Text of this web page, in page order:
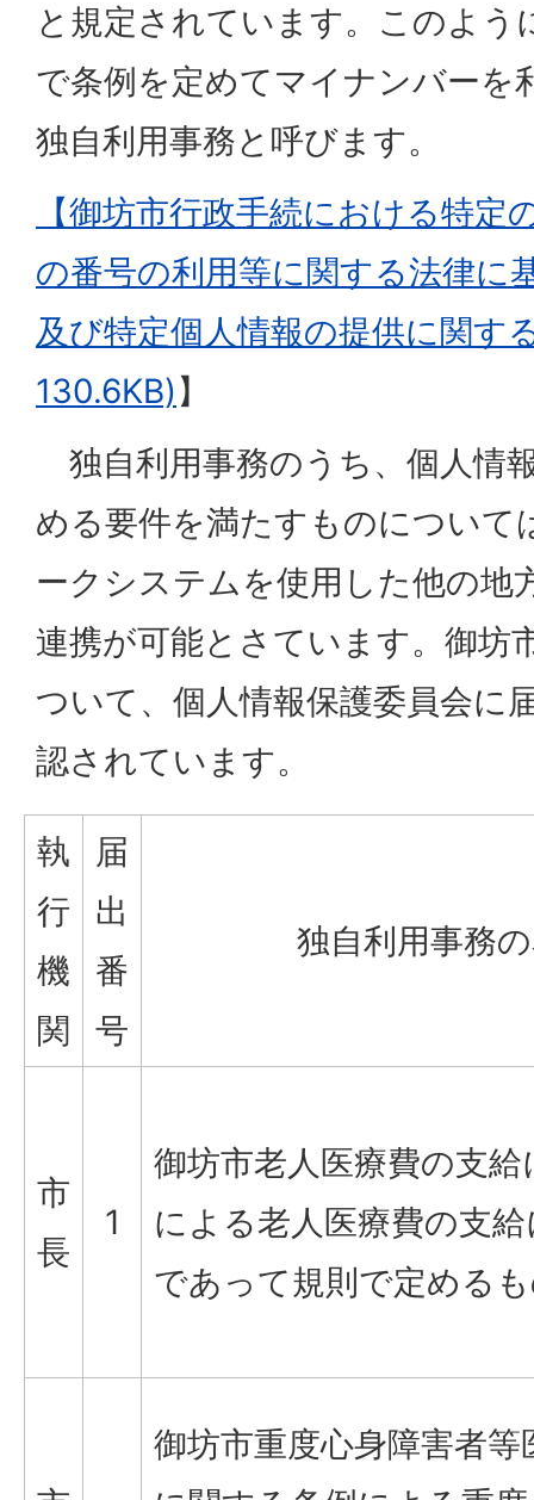
と規定されています。このよう
で条例を定めてマイナンバーを
独自利用事務と呼びます。
【御坊市行政手続における特定
の番号の利用等に関する法律に
及び特定個人情報の提供に関す
130.6KB)】
独自利用事務のうち、個人情
める要件を満たすものについて
ークシステムを使用した他の地
連携が可能とさています。御坊
ついて、個人情報保護委員会に
認されています。
執
行
機
関
届
出
番
号
独自利用事務
市
長
1
御坊市老人医療費の支
による老人医療費の支
であって規則で定める
御坊市重度心身障害者等